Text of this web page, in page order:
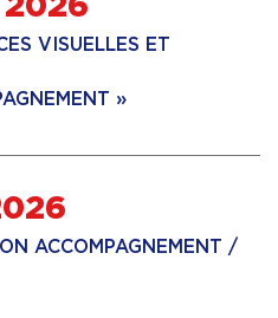
VISUELLES ET
»
ACCOMPAGNEMENT /